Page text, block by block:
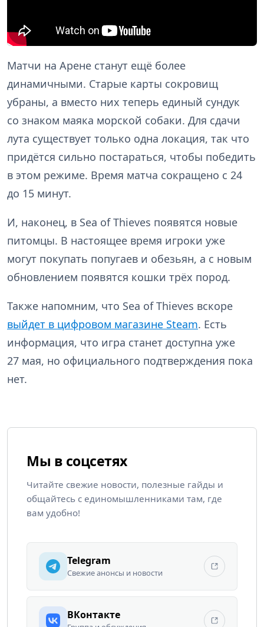
Матчи на Арене станут ещё более
динамичными. Старые карты сокровищ
убраны, а вместо них теперь единый сундук
со знаком маяка морской собаки. Для сдачи
лута существует только одна локация, так что
придётся сильно постараться, чтобы победить
в этом режиме. Время матча сокращено с 24
до 15 минут.
И, наконец, в Sea of Thieves появятся новые
питомцы. В настоящее время игроки уже
могут покупать попугаев и обезьян, а с новым
обновлением появятся кошки трёх пород.
Также напомним, что Sea of Thieves вскоре
выйдет в цифровом магазине Steam. Есть
информация, что игра станет доступна уже
27 мая, но официального подтверждения пока
нет.
Мы в соцсетях
Читайте свежие новости, полезные гайды и
общайтесь с единомышленниками там, где
вам удобно!
Telegram
Свежие анонсы и новости
ВКонтакте